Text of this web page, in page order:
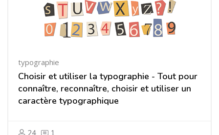
typographie
Choisir et utiliser la typographie - Tout pour
connaître, reconnaître, choisir et utiliser un
caractère typographique
24 1